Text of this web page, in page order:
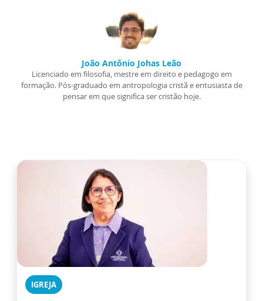
João Antônio Johas Leão
Licenciado em filosofia, mestre em direito e pedagogo em
formação. Pós-graduado em antropologia cristã e entusiasta de
pensar em que significa ser cristão hoje.
IGREJA